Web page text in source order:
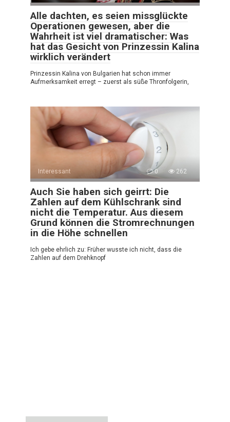
Alle dachten, es seien missglückte
Operationen gewesen, aber die
Wahrheit ist viel dramatischer: Was
hat das Gesicht von Prinzessin Kalina
wirklich verändert
Prinzessin Kalina von Bulgarien hat schon immer
Aufmerksamkeit erregt – zuerst als süße Thronfolgerin,
Interessant 0 262
Auch Sie haben sich geirrt: Die
Zahlen auf dem Kühlschrank sind
nicht die Temperatur. Aus diesem
Grund können die Stromrechnungen
in die Höhe schnellen
Ich gebe ehrlich zu: Früher wusste ich nicht, dass die
Zahlen auf dem Drehknopf